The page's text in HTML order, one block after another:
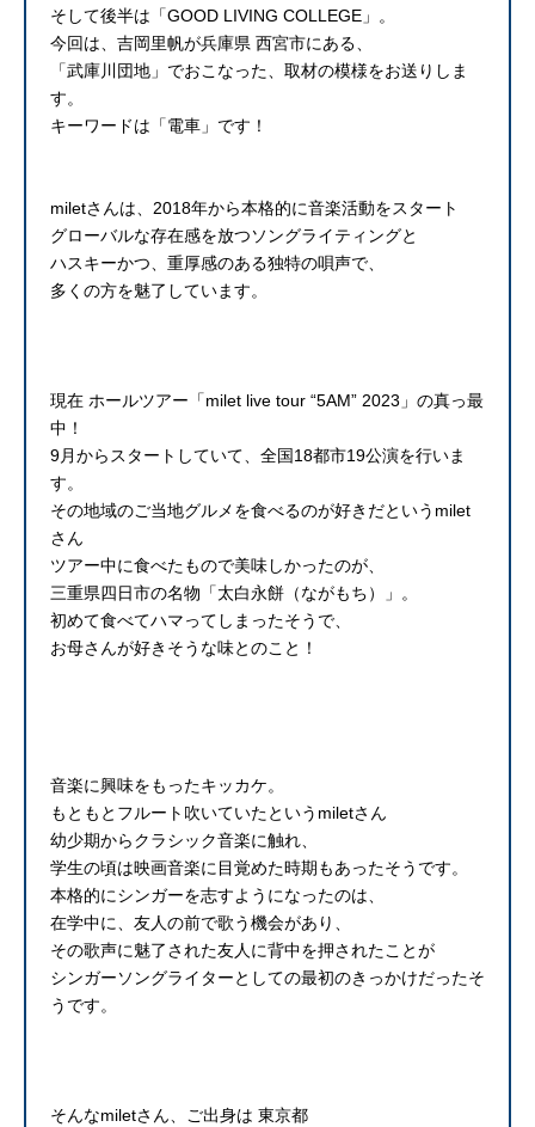
そして後半は「GOOD LIVING COLLEGE」。
今回は、吉岡里帆が兵庫県 西宮市にある、
「武庫川団地」でおこなった、取材の模様をお送りしま
す。
キーワードは「電車」です！
miletさんは、2018年から本格的に音楽活動をスタート
グローバルな存在感を放つソングライティングと
ハスキーかつ、重厚感のある独特の唄声で、
多くの方を魅了しています。
現在 ホールツアー「milet live tour “5AM” 2023」の真っ最
中！
9月からスタートしていて、全国18都市19公演を行いま
す。
その地域のご当地グルメを食べるのが好きだというmilet
さん
ツアー中に食べたもので美味しかったのが、
三重県四日市の名物「太白永餅（ながもち）」。
初めて食べてハマってしまったそうで、
お母さんが好きそうな味とのこと！
音楽に興味をもったキッカケ。
もともとフルート吹いていたというmiletさん
幼少期からクラシック音楽に触れ、
学生の頃は映画音楽に目覚めた時期もあったそうです。
本格的にシンガーを志すようになったのは、
在学中に、友人の前で歌う機会があり、
その歌声に魅了された友人に背中を押されたことが
シンガーソングライターとしての最初のきっかけだったそ
うです。
そんなmiletさん、ご出身は 東京都